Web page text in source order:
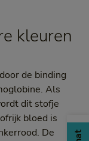
kleuren
de binding
Als
dit stofje
bloed is
De